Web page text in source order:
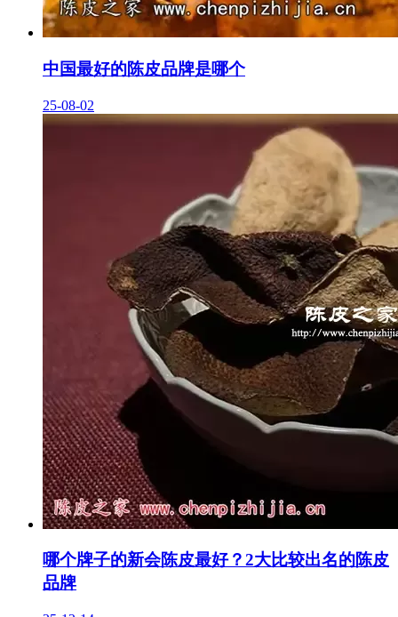
中国最好的陈皮品牌是哪个
25-08-02
哪个牌子的新会陈皮最好？2大比较出名的陈皮
品牌